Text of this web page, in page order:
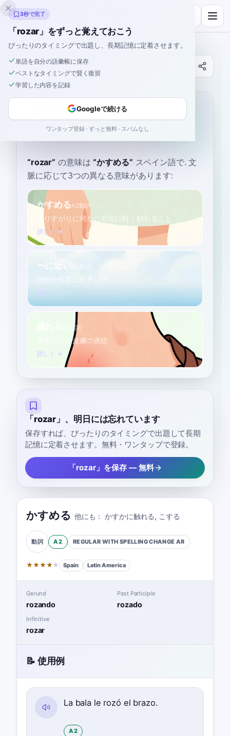
Inklingo
辞書
ホーム›スペイン語
rozar
ro-SAR/ or /ro-THAR roˈθar
“rozar” の意味は “かすめる” スペイン語で. 文
脈に応じて3つの異なる意味があります:
かすめるA2動詞
通りすがりに何かに非常に軽く触れること
詳しく →
〜に近い
動詞
摩擦による皮膚の炎症
詳しく →
「rozar」、明日には忘れています
保存すれば、ぴったりのタイミングで出題して長期
記憶に定着させます。無料・ワンタップで登録。
「rozar」を保存 — 無料
かすめる 他にも： かすかに触れる, こする
動詞 A2 REGULAR WITH SPELLING CHANGE AR
★★★★★ Spain Latin America
Gerund
rozando
Past Participle
rozado
Infinitive
rozar
📝 使用例
La bala le rozó el brazo.
A2
3秒で完了
「rozar」をずっと覚えておこう
ぴったりのタイミングで出題し、長期記憶に定着させます。
単語を自分の語彙帳に保存
ベストなタイミングで賢く復習
学習した内容を記録
Googleで続ける
ワンタップ登録 · ずっと無料 · スパムなし